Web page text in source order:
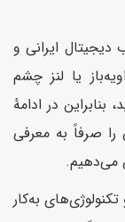
ایرانی و
یا لنز چشم
در ادامهٔ
صرفاً به معرفی
می‌دهیم.
به‌کار